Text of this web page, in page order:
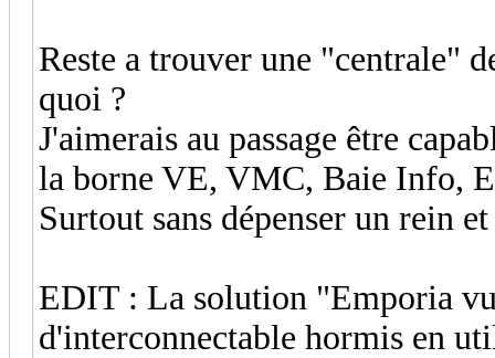
Reste a trouver une "centrale"
quoi ?
J'aimerais au passage être
la borne VE, VMC, Baie Info,
Surtout sans dépenser un rein
EDIT : La solution "Emporia
d'interconnectable hormis en